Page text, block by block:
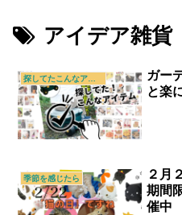
アイデア雑貨
探してたこんなアイテム
ガー
と楽
季節を感じたら
２月
期間
催中